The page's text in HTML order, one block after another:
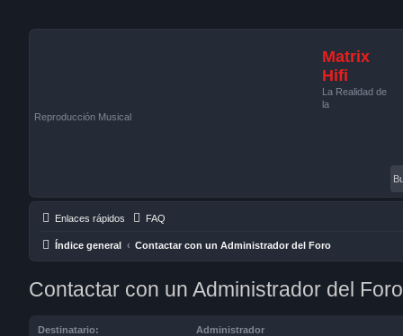
Matrix
Hifi
La Realidad de
la
Reproducción Musical
Enlaces rápidos FAQ
Índice general Contactar con un Administrador del Foro
Contactar con un Administrador del Foro
Destinatario: Administrador